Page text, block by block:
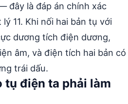
đây là đáp án chính xác
11. Khi nối hai bản tụ với
dương tích điện dương,
âm, và điện tích hai bản có
trái dấu.
điện ta phải làm